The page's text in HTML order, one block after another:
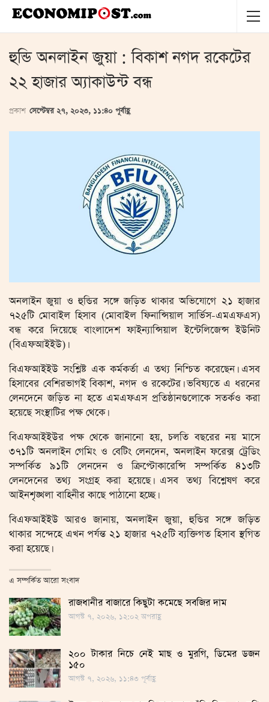
হুন্ডি অনলাইন জুয়া : বিকাশ নগদ রকেটের
২২ হাজার অ্যাকাউন্ট বন্ধ
প্রকাশ সেপ্টেম্বর ২৭, ২০২৩, ১১:৪০ পূর্বাহ্ণ
অনলাইন জুয়া ও হুন্ডির সঙ্গে জড়িত থাকার অভিযোগে ২১ হাজার
৭২৫টি মোবাইল হিসাব (মোবাইল ফিনান্সিয়াল সার্ভিস-এমএফএস)
বন্ধ করে দিয়েছে বাংলাদেশ ফাইন্যান্সিয়াল ইন্টেলিজেন্স ইউনিট
(বিএফআইইউ)।
বিএফআইইউ সংশ্লিষ্ট এক কর্মকর্তা এ তথ্য নিশ্চিত করেছেন। এসব
হিসাবের বেশিরভাগই বিকাশ, নগদ ও রকেটের। ভবিষ্যতে এ ধরনের
লেনদেনে জড়িত না হতে এমএফএস প্রতিষ্ঠানগুলোকে সতর্কও করা
হয়েছে সংস্থাটির পক্ষ থেকে।
বিএফআইইউর পক্ষ থেকে জানানো হয়, চলতি বছরের নয় মাসে
৩৭১টি অনলাইন গেমিং ও বেটিং লেনদেন, অনলাইন ফরেক্স ট্রেডিং
সম্পর্কিত ৯১টি লেনদেন ও ক্রিপ্টোকারেন্সি সম্পর্কিত ৪১৩টি
লেনদেনের তথ্য সংগ্রহ করা হয়েছে। এসব তথ্য বিশ্লেষণ করে
আইনশৃঙ্খলা বাহিনীর কাছে পাঠানো হচ্ছে।
বিএফআইইউ আরও জানায়, অনলাইন জুয়া, হুন্ডির সঙ্গে জড়িত
থাকার সন্দেহে এখন পর্যন্ত ২১ হাজার ৭২৫টি ব্যক্তিগত হিসাব স্থগিত
করা হয়েছে।
এ সম্পর্কিত আরো সংবাদ
রাজধানীর বাজারে কিছুটা কমেছে সবজির দাম
আগস্ট ৭, ২০২৬, ১২:০২ অপরাহ্ণ
২০০ টাকার নিচে নেই মাছ ও মুরগি, ডিমের ডজন
১৫০
আগস্ট ৭, ২০২৬, ১১:৪৩ পূর্বাহ্ণ